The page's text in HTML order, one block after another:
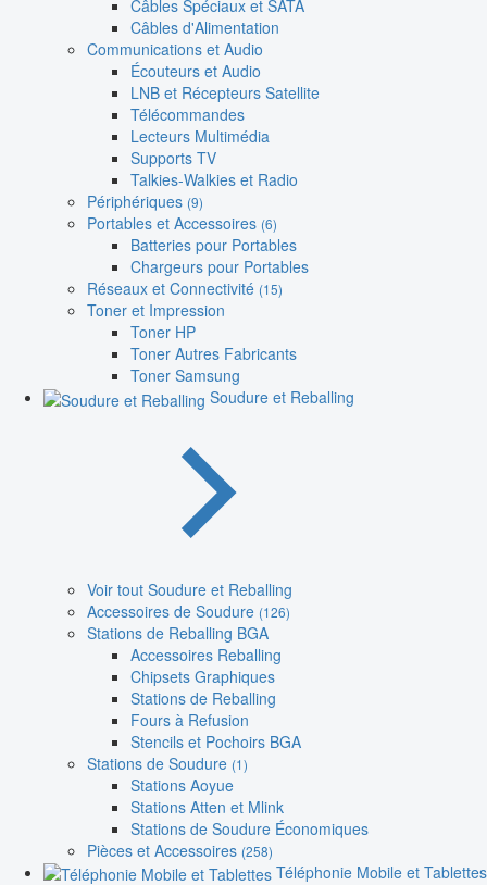
Câbles Spéciaux et SATA
Câbles d'Alimentation
Communications et Audio
Écouteurs et Audio
LNB et Récepteurs Satellite
Télécommandes
Lecteurs Multimédia
Supports TV
Talkies-Walkies et Radio
Périphériques (9)
Portables et Accessoires (6)
Batteries pour Portables
Chargeurs pour Portables
Réseaux et Connectivité (15)
Toner et Impression
Toner HP
Toner Autres Fabricants
Toner Samsung
Soudure et Reballing
Voir tout Soudure et Reballing
Accessoires de Soudure (126)
Stations de Reballing BGA
Accessoires Reballing
Chipsets Graphiques
Stations de Reballing
Fours à Refusion
Stencils et Pochoirs BGA
Stations de Soudure (1)
Stations Aoyue
Stations Atten et Mlink
Stations de Soudure Économiques
Pièces et Accessoires (258)
Téléphonie Mobile et Tablettes